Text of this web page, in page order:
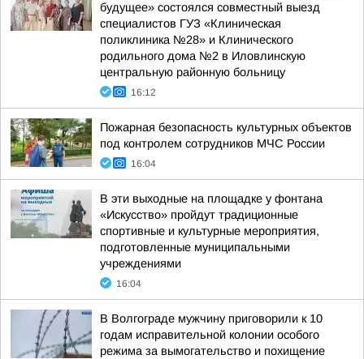
будущее» состоялся совместный выезд
специалистов ГУЗ «Клиническая
поликлиника №28» и Клинического
родильного дома №2 в Иловлинскую
центральную районную больницу
16:12
Пожарная безопасность культурных объектов
под контролем сотрудников МЧС России
16:04
В эти выходные на площадке у фонтана
«Искусство» пройдут традиционные
спортивные и культурные мероприятия,
подготовленные муниципальными
учреждениями
16:04
В Волгограде мужчину приговорили к 10
годам исправительной колонии особого
режима за вымогательство и похищение